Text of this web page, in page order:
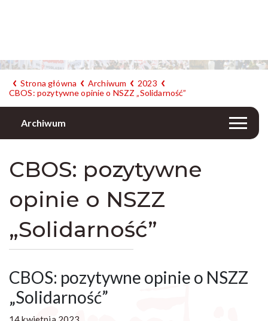
Strona główna Archiwum
2023
CBOS: pozytywne opinie o NSZZ „Solidarność”
Archiwum
CBOS: pozytywne
opinie o NSZZ
„Solidarność”
CBOS: pozytywne opinie o NSZZ
„Solidarność”